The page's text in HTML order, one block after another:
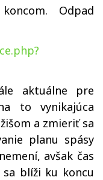
Odpad
aktuálne pre
to vynikajúca
a zmieriť sa
planu spásy
avšak čas
blíži ku koncu